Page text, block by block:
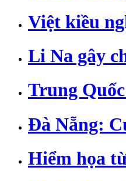
Việt kiều
Li Na gây
Trung
Đà Nẵng:
Hiểm họa